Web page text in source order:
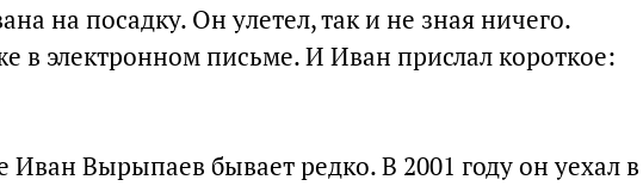
на посадку. Он улетел, так и не зная ничего.
в электронном письме. И Иван прислал короткое:
Иван Вырыпаев бывает редко. В 2001 году он уехал в